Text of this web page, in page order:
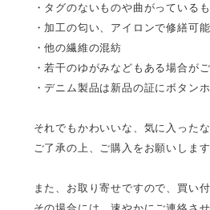
・タグのないものや曲がっている
・加工の匂い、アイロンで修繕可
・他の繊維の混紡
・若干のゆがみなどもある場合が
・デニム製品は新品の証にボタン
それでもかわいいな、気に入った
ご了承の上、ご購入をお願いします
また、お取り寄せですので、買い